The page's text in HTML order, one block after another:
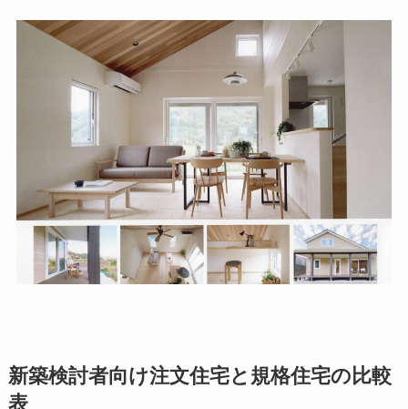
新築検討者向け注文住宅と規格住宅の比較
表